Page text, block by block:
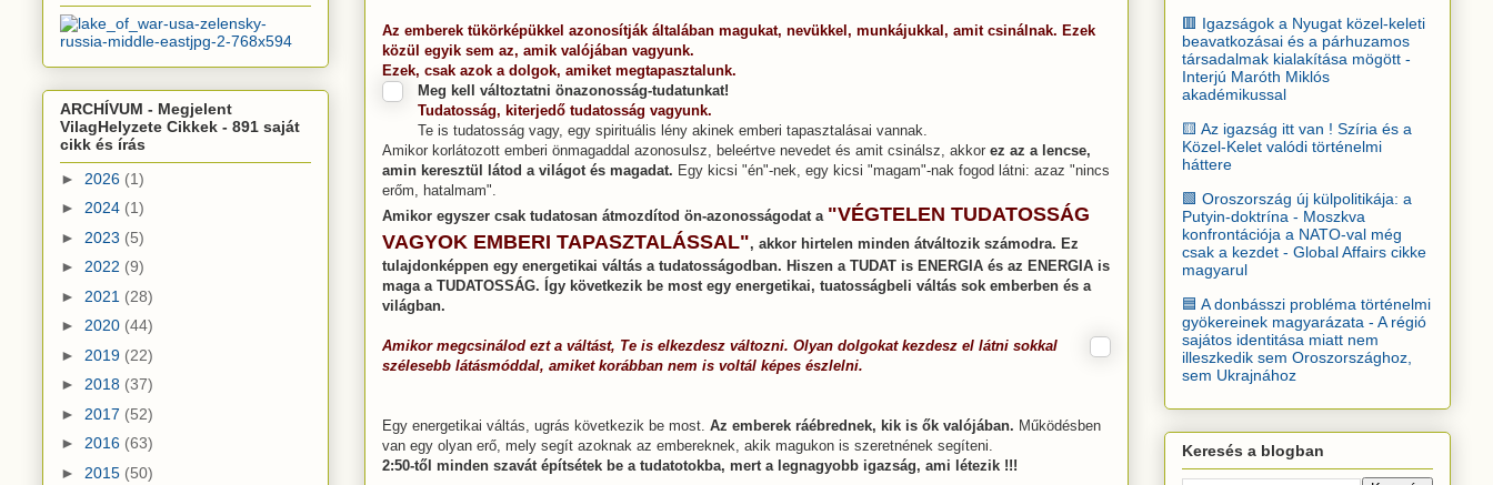
DAVID ICKE - OPENING YOUR MIND.
Az emberek tükörképükkel azonosítják általában magukat, nevükkel, munkájukkal, amit csinálnak. Ezek
közül egyik sem az, amik valójában vagyunk.
Ezek, csak azok a dolgok, amiket megtapasztalunk.
Meg kell változtatni önazonosság-tudatunkat!
Tudatosság, kiterjedő tudatosság vagyunk.
Te is tudatosság vagy, egy spirituális lény akinek emberi tapasztalásai vannak.
Amikor korlátozott emberi önmagaddal azonosulsz, beleértve nevedet és amit csinálsz, akkor ez az a lencse,
amin keresztül látod a világot és magadat. Egy kicsi "én"-nek, egy kicsi "magam"-nak fogod látni: azaz "nincs
erőm, hatalmam".
Amikor egyszer csak tudatosan átmozdítod ön-azonosságodat a "VÉGTELEN TUDATOSSÁG
VAGYOK EMBERI TAPASZTALÁSSAL", akkor hirtelen minden átváltozik számodra. Ez
tulajdonképpen egy energetikai váltás a tudatosságodban. Hiszen a TUDAT is ENERGIA és az ENERGIA is
maga a TUDATOSSÁG. Így következik be most egy energetikai, tuatosságbeli váltás sok emberben és a
világban.
Amikor megcsinálod ezt a váltást, Te is elkezdesz változni. Olyan dolgokat kezdesz el látni sokkal
szélesebb látásmóddal, amiket korábban nem is voltál képes észlelni.
Egy energetikai váltás, ugrás következik be most. Az emberek ráébrednek, kik is ők valójában. Működésben
van egy olyan erő, mely segít azoknak az embereknek, akik magukon is szeretnének segíteni.
2:50-től minden szavát építsétek be a tudatotokba, mert a legnagyobb igazság, ami létezik !!!
ARCHÍVUM - Megjelent
VilagHelyzete Cikkek - 891 saját
cikk és írás
► 2026 (1)
► 2024 (1)
► 2023 (5)
► 2022 (9)
► 2021 (28)
► 2020 (44)
► 2019 (22)
► 2018 (37)
► 2017 (52)
► 2016 (63)
► 2015 (50)
🟥 Igazságok a Nyugat közel-keleti
beavatkozásai és a párhuzamos
társadalmak kialakítása mögött -
Interjú Maróth Miklós
akadémikussal
🟨 Az igazság itt van ! Szíria és a
Közel-Kelet valódi történelmi
háttere
🟩 Oroszország új külpolitikája: a
Putyin-doktrína - Moszkva
konfrontációja a NATO-val még
csak a kezdet - Global Affairs cikke
magyarul
🟦 A donbásszi probléma történelmi
gyökereinek magyarázata - A régió
sajátos identitása miatt nem
illeszkedik sem Oroszországhoz,
sem Ukrajnához
Keresés a blogban